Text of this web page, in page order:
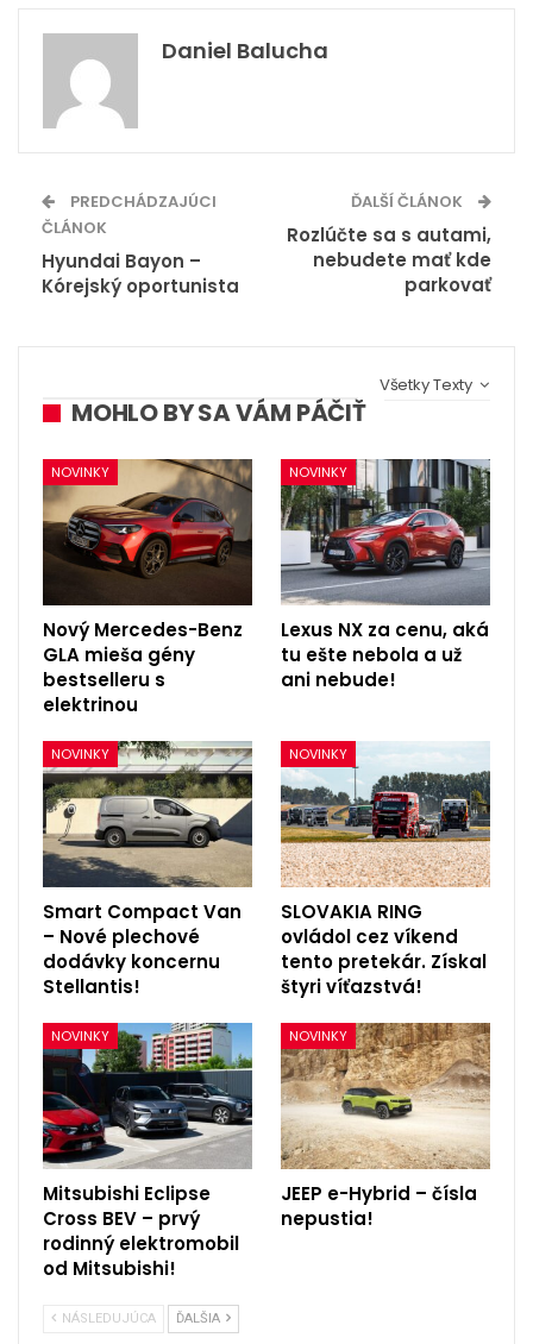
Daniel Balucha
PREDCHÁDZAJÚCI
ČLÁNOK
Hyundai Bayon –
Kórejský oportunista
ĎALŠÍ ČLÁNOK
Rozlúčte sa s autami,
nebudete mať kde
parkovať
Všetky Texty
MOHLO BY SA VÁM PÁČIŤ
NOVINKY
Nový Mercedes-Benz
GLA mieša gény
bestselleru s
elektrinou
NOVINKY
Lexus NX za cenu, aká
tu ešte nebola a už
ani nebude!
NOVINKY
Smart Compact Van
– Nové plechové
dodávky koncernu
Stellantis!
NOVINKY
SLOVAKIA RING
ovládol cez víkend
tento pretekár. Získal
štyri víťazstvá!
NOVINKY
Mitsubishi Eclipse
Cross BEV – prvý
rodinný elektromobil
od Mitsubishi!
NOVINKY
JEEP e-Hybrid – čísla
nepustia!
NÁSLEDUJÚCA ĎALŠIA